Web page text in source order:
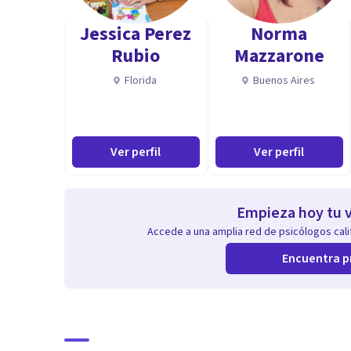
Entre otras cuestiones, la formación teórica
dedico. Años de experiencia competitiva en artes
coach y liderar un grupo de competidores. Sin
lado mas humano para la ayuda hacia el otro a
Jessica Perez
Rubio
Florida
Ver perfil
Norma
Mazzarone
Buenos Aires
Ver perfil
Empieza hoy tu
Accede a una amplia red de psicólogos
Encuentra